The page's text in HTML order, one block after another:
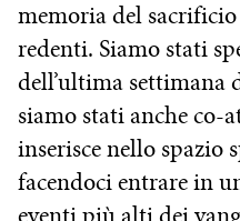
memoria del
redenti. Siamo stati
dell’ultima settimana
siamo stati anche
inserisce nello spazio
facendoci entrare in